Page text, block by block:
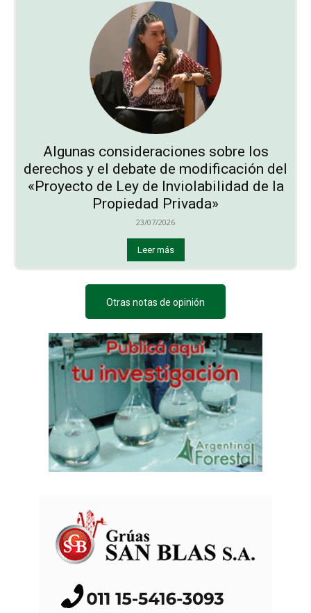
Algunas consideraciones sobre los
derechos y el debate de modificación del
«Proyecto de Ley de Inviolabilidad de la
Propiedad Privada»
23/07/2026
Leer más
Otras notas de opinión